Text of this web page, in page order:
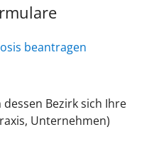
beantragen
Bezirk sich Ihre
Unternehmen)